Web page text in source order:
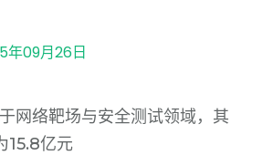
年09月26日
网络靶场与安全测试领域，其
15.8亿元